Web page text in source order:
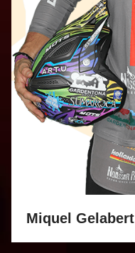
Miquel Gelabert